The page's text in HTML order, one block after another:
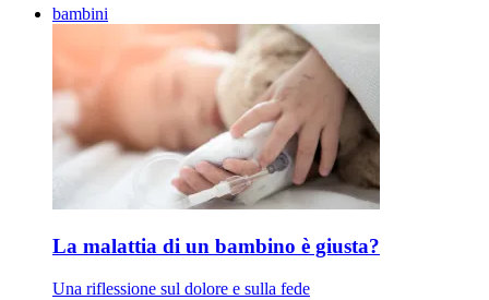
bambini
La malattia di un bambino è giusta?
Una riflessione sul dolore e sulla fede